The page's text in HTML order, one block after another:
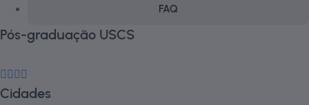
FAQ
Pós-graduação USCS
Cidades